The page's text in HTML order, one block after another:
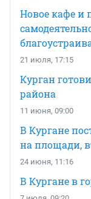
Новое кафе и
21 июля, 17:15
Курган
района
11 июня, 09:00
В Кургане
на площади,
24 июня, 11:16
В Кургане в